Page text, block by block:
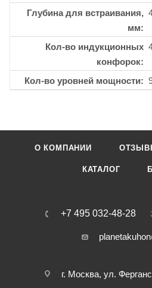
Глубина для встраивания,
мм
Кол-во индукционных
конфорок
Кол-во уровней мощности
О КОМПАНИИ
КАТАЛОГ
+7 495 032-48-28
г. Москва, ул.